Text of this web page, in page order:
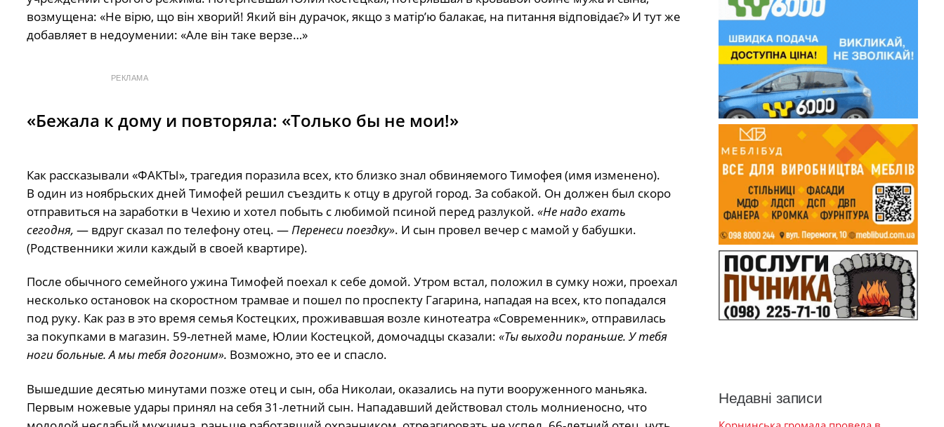
возмущена: «Не вірю, що він хворий! Який він дурачок, якщо з матір’ю балакає, на питання відповідає?» И тут же
добавляет в недоумении: «Але він таке верзе…»
РЕКЛАМА
«Бежала к дому и повторяла: «Только бы не мои!»
Как рассказывали «ФАКТЫ», трагедия поразила всех, кто близко знал обвиняемого Тимофея (имя изменено).
В один из ноябрьских дней Тимофей решил съездить к отцу в другой город. За собакой. Он должен был скоро
отправиться на заработки в Чехию и хотел побыть с любимой псиной перед разлукой. «Не надо ехать
сегодня, — вдруг сказал по телефону отец. —Перенеси поездку». И сын провел вечер с мамой у бабушки.
(Родственники жили каждый в своей квартире).
После обычного семейного ужина Тимофей поехал к себе домой. Утром встал, положил в сумку ножи, проехал
несколько остановок на скоростном трамвае и пошел по проспекту Гагарина, нападая на всех, кто попадался
под руку. Как раз в это время семья Костецких, проживавшая возле кинотеатра «Современник», отправилась
за покупками в магазин. 59-летней маме, Юлии Костецкой, домочадцы сказали: «Ты выходи пораньше. У тебя
ноги больные. А мы тебя догоним». Возможно, это ее и спасло.
Вышедшие десятью минутами позже отец и сын, оба Николаи, оказались на пути вооруженного маньяка.
Первым ножевые удары принял на себя 31-летний сын. Нападавший действовал столь молниеносно, что
Недавні записи